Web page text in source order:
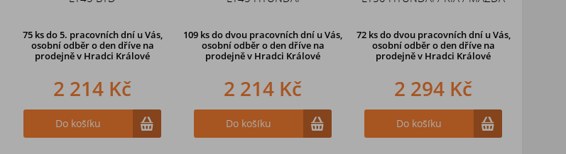
75 ks do 5. pracovních dní u Vás,
osobní odběr o den dříve na
prodejněv Hradci Králové
2 214 Kč
Do košíku
109 ksdo dvou pracovních dní u Vás,
osobní odběr o den dřívena
prodejně v Hradci Králové
2 214 Kč
Do košíku
72 ks do dvou pracovních dní u Vás,
osobní odběr o den dřívena
prodejně v Hradci Králové
2 294 Kč
Do košíku